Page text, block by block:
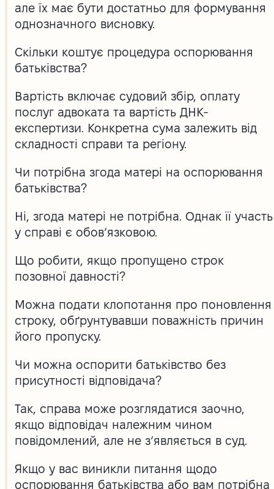
але їх має бути достатньо для формування
однозначного висновку.
Скільки коштує процедура оспорювання
батьківства?
Вартість включає судовий збір, оплату
послуг адвоката та вартість ДНК-
експертизи. Конкретна сума залежить від
складності справи та регіону.
Чи потрібна згода матері на оспорювання
батьківства?
Ні, згода матері не потрібна. Однак її участь
у справі є обов’язковою.
Що робити, якщо пропущено строк
позовної давності?
Можна подати клопотання про поновлення
строку, обґрунтувавши поважність причин
його пропуску.
Чи можна оспорити батьківство без
присутності відповідача?
Так, справа може розглядатися заочно,
якщо відповідач належним чином
повідомлений, але не з’являється в суд.
Якщо у вас виникли питання щодо
оспорювання батьківства або вам потрібна